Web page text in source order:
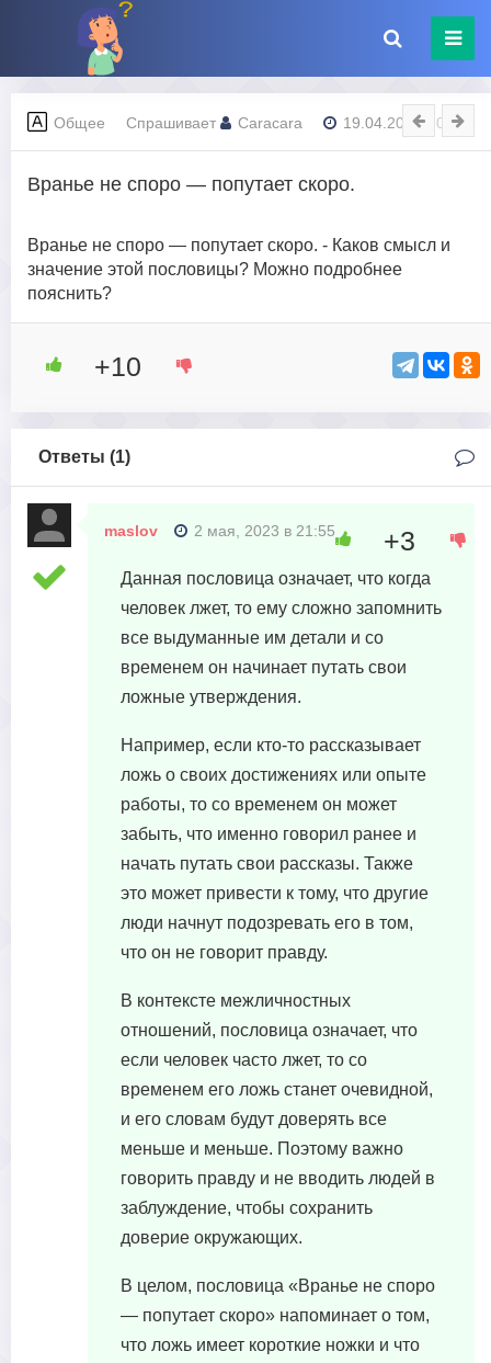
Общее Спрашивает Caracara 19.04.2023 - 07:54
Вранье не споро — попутает скоро.
Вранье не споро — попутает скоро. - Каков смысл и
значение этой пословицы? Можно подробнее
пояснить?
+10
Ответы (1)
maslov 2 мая, 2023 в 21:55
Данная пословица означает, что когда
человек лжет, то ему сложно запомнить
все выдуманные им детали и со
временем он начинает путать свои
ложные утверждения.
Например, если кто-то рассказывает
ложь о своих достижениях или опыте
работы, то со временем он может
забыть, что именно говорил ранее и
начать путать свои рассказы. Также
это может привести к тому, что другие
люди начнут подозревать его в том,
что он не говорит правду.
В контексте межличностных
отношений, пословица означает, что
если человек часто лжет, то со
временем его ложь станет очевидной,
и его словам будут доверять все
меньше и меньше. Поэтому важно
говорить правду и не вводить людей в
заблуждение, чтобы сохранить
доверие окружающих.
В целом, пословица «Вранье не споро
— попутает скоро» напоминает о том,
что ложь имеет короткие ножки и что
+3